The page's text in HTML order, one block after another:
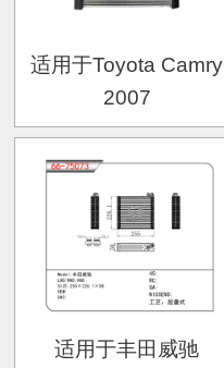
适用于Toyota Camry
2007
适用于丰田威驰